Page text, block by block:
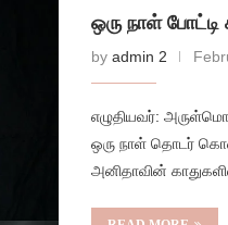
ஒரு நாள்
by admin 2
எழுதியவர்:
ஒரு நாள் தொடர்
அனிதாவின்